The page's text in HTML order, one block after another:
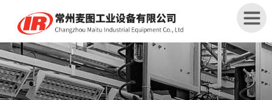
首
页